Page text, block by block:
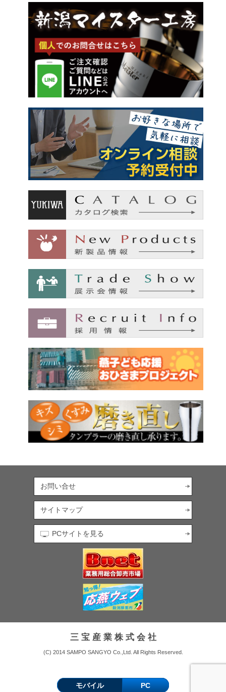
お問い合せ
サイトマップ
PCサイトを見る
三 宝 産 業 株 式 会 社
(C) 2014 SAMPO SANGYO Co.,Ltd. All Rights Reserved.
モバイル PC